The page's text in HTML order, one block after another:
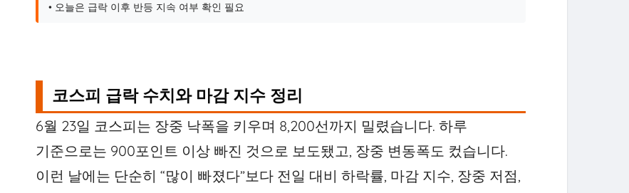
• 오늘은 급락 이후 반등 지속 여부 확인 필요
코스피 급락 수치와 마감 지수 정리
6월 23일 코스피는 장중 낙폭을 키우며 8,200선까지 밀렸습니다. 하루
기준으로는 900포인트 이상 빠진 것으로 보도됐고, 장중 변동폭도 컸습니다.
이런 날에는 단순히 “많이 빠졌다”보다 전일 대비 하락률, 마감 지수, 장중 저점,